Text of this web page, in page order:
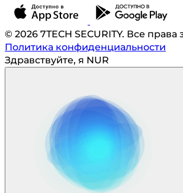
© 2026 7TECH SECURITY. Все
Политика конфиденциальности
Здравствуйте, я NUR